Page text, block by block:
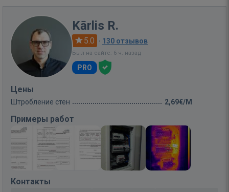
Kārlis R.
5.0 · 130 отзывов
Был на сайте: 6 ч. назад
PRO
Цены
Штробление стен 2,69€/M
Примеры работ
Контакты